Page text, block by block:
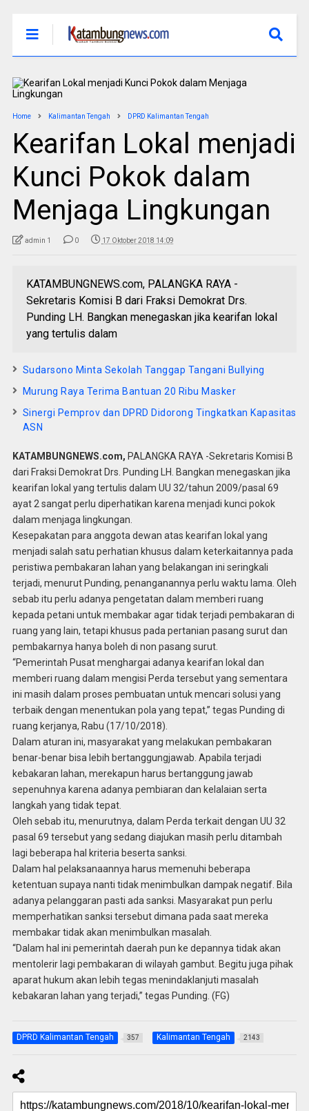
Home Kalimantan Tengah DPRD Kalimantan Tengah
Kearifan Lokal menjadi
Kunci Pokok dalam
Menjaga Lingkungan
admin 1 0 17 Oktober 2018 14:09
KATAMBUNGNEWS.com, PALANGKA RAYA -
Sekretaris Komisi B dari Fraksi Demokrat Drs.
Punding LH. Bangkan menegaskan jika kearifan lokal
yang tertulis dalam
Sudarsono Minta Sekolah Tanggap Tangani Bullying
Murung Raya Terima Bantuan 20 Ribu Masker
Sinergi Pemprov dan DPRD Didorong Tingkatkan Kapasitas
ASN
KATAMBUNGNEWS.com, PALANGKA RAYA -Sekretaris Komisi B
dari Fraksi Demokrat Drs. Punding LH. Bangkan menegaskan jika
kearifan lokal yang tertulis dalam UU 32/tahun 2009/pasal 69
ayat 2 sangat perlu diperhatikan karena menjadi kunci pokok
dalam menjaga lingkungan.
Kesepakatan para anggota dewan atas kearifan lokal yang
menjadi salah satu perhatian khusus dalam keterkaitannya pada
peristiwa pembakaran lahan yang belakangan ini seringkali
terjadi, menurut Punding, penanganannya perlu waktu lama. Oleh
sebab itu perlu adanya pengetatan dalam memberi ruang
kepada petani untuk membakar agar tidak terjadi pembakaran di
ruang yang lain, tetapi khusus pada pertanian pasang surut dan
pembakarnya hanya boleh di non pasang surut.
“Pemerintah Pusat menghargai adanya kearifan lokal dan
memberi ruang dalam mengisi Perda tersebut yang sementara
ini masih dalam proses pembuatan untuk mencari solusi yang
terbaik dengan menentukan pola yang tepat,” tegas Punding di
ruang kerjanya, Rabu (17/10/2018).
Dalam aturan ini, masyarakat yang melakukan pembakaran
benar-benar bisa lebih bertanggungjawab. Apabila terjadi
kebakaran lahan, merekapun harus bertanggung jawab
sepenuhnya karena adanya pembiaran dan kelalaian serta
langkah yang tidak tepat.
Oleh sebab itu, menurutnya, dalam Perda terkait dengan UU 32
pasal 69 tersebut yang sedang diajukan masih perlu ditambah
lagi beberapa hal kriteria beserta sanksi.
Dalam hal pelaksanaannya harus memenuhi beberapa
ketentuan supaya nanti tidak menimbulkan dampak negatif. Bila
adanya pelanggaran pasti ada sanksi. Masyarakat pun perlu
memperhatikan sanksi tersebut dimana pada saat mereka
membakar tidak akan menimbulkan masalah.
“Dalam hal ini pemerintah daerah pun ke depannya tidak akan
mentolerir lagi pembakaran di wilayah gambut. Begitu juga pihak
aparat hukum akan lebih tegas menindaklanjuti masalah
kebakaran lahan yang terjadi,” tegas Punding. (FG)
DPRD Kalimantan Tengah 357 Kalimantan Tengah 2143